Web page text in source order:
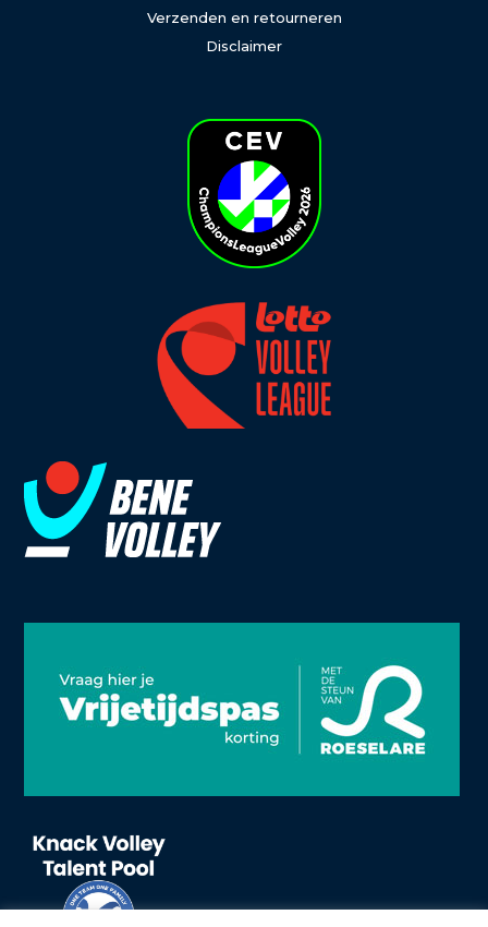
Verzenden en retourneren
Disclaimer